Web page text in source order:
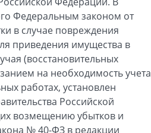
Федеральным законом от
в случае повреждения
приведения имущества в
(восстановительных
на необходимость учета
работах, установлен
Российской
возмещению убытков и
№ 40-ФЗ в редакции